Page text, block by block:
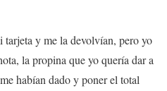
y me la devolvían, pero yo
la propina que yo quería dar a
habían dado y poner el total